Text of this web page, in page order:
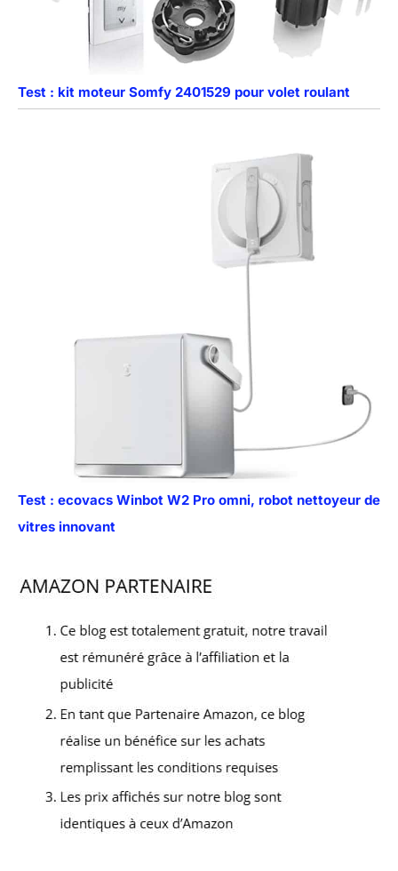
Test : kit moteur Somfy 2401529 pour volet roulant
Test : ecovacs Winbot W2 Pro omni, robot nettoyeur de
vitres innovant